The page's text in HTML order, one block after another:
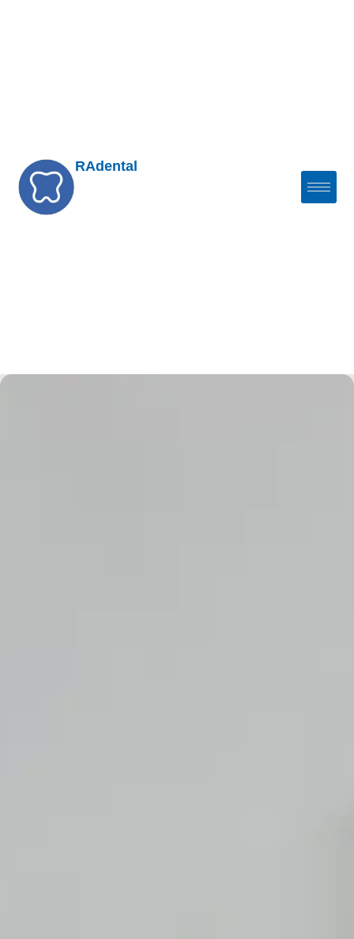
RAdental